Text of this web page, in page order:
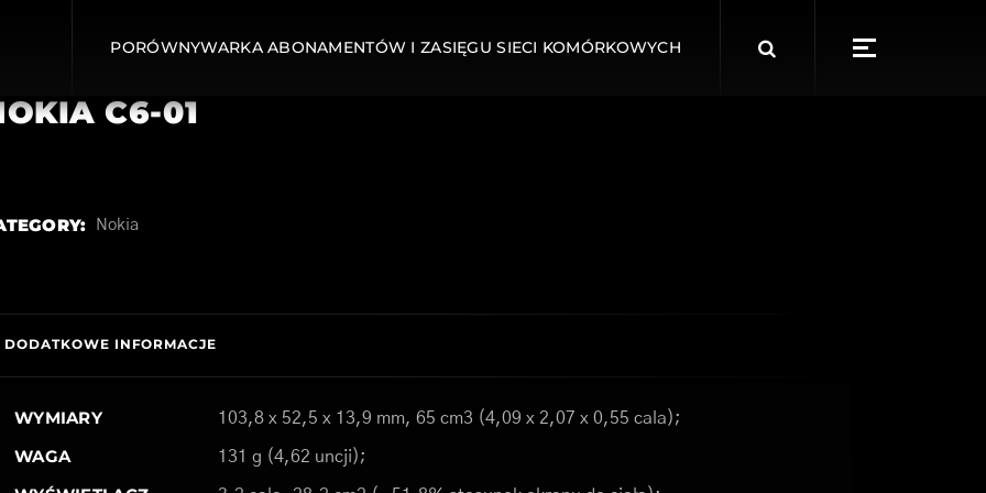
PORÓWNYWARKA ABONAMENTÓW I ZASIĘGU SIECI KOMÓRKOWYCH
for:
C6-01
Nokia
DODATKOWE INFORMACJE
WYMIARY 103,8 x 52,5 x 13,9 mm, 65 cm3 (4,09 x 2,07 x 0,55 cala);
WAGA 131 g (4,62 uncji);